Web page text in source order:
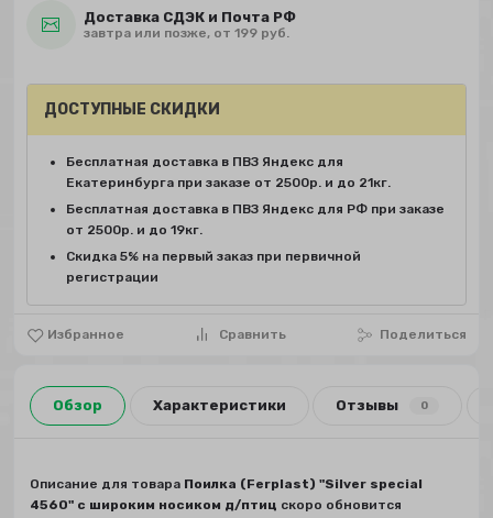
Доставка СДЭК и Почта РФ
завтра или позже, от 199 руб.
Избранное Сравнить Поделиться
ДОСТУПНЫЕ СКИДКИ
Бесплатная доставка в ПВЗ Яндекс для
Екатеринбурга при заказе от 2500р. и до 21кг.
Бесплатная доставка в ПВЗ Яндекс для РФ при заказе
от 2500р. и до 19кг.
Скидка 5% на первый заказ при первичной
регистрации
Обзор Характеристики Отзывы 0
Описание для товара Поилка (Ferplast) "Silver special
4560" с широким носиком д/птиц скоро обновится